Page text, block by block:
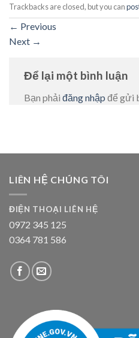
Trackbacks are closed, but you can
← Previous
Next →
Để lại một bình luận
Bạn phải đăng nhập để gửi
LIÊN HỆ CHÚNG TÔI
ĐIỆN THOẠI LIÊN HỆ
0972 345 125
0364 781 586